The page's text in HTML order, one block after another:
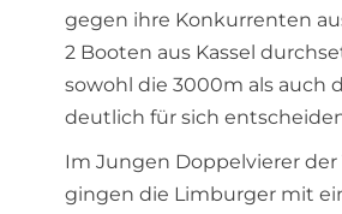
gegen ihre Konkurrenten
2 Booten aus Kassel
sowohl die 3000m als auch
deutlich für sich
Im Jungen Doppelvierer der
gingen die Limburger mit